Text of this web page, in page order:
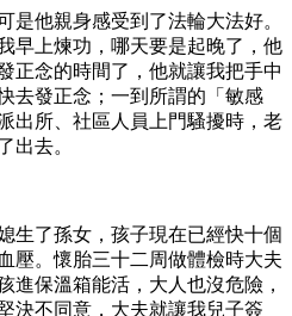
是他親身感受到了法輪大法好。
早上煉功，哪天要是起晚了，他
正念的時間了，他就讓我把手中
去發正念；一到所謂的「敏感
出所、社區人員上門騷擾時，老
出去。
生了孫女，孩子現在已經快十個
壓。懷胎三十二周做體檢時大夫
進保溫箱能活，大人也沒危險，
決不同意，大夫就讓我兒子簽